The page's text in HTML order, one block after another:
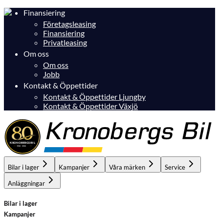
Finansiering
Företagsleasing
Finansiering
Privatleasing
Om oss
Om oss
Jobb
Kontakt & Öppettider
Kontakt & Öppettider Ljungby
Kontakt & Öppettider Växjö
Bilar i lager Kampanjer Våra märken Service
Anläggningar
Bilar i lager
Kampanjer